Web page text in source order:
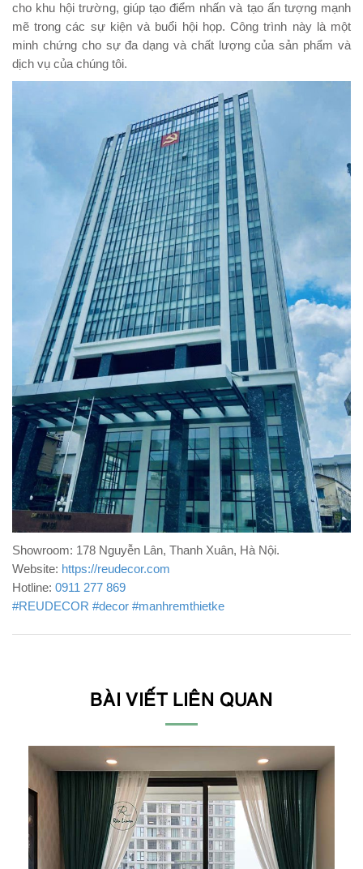
cho khu hội trường, giúp tạo điểm nhấn và tạo ấn tượng mạnh
mẽ trong các sự kiện và buổi hội họp. Công trình này là một
minh chứng cho sự đa dạng và chất lượng của sản phẩm và
dịch vụ của chúng tôi.
Showroom: 178 Nguyễn Lân, Thanh Xuân, Hà Nội.
Website: https://reudecor.com
Hotline: 0911 277 869
#REUDECOR #decor #manhremthietke
BÀI VIẾT LIÊN QUAN